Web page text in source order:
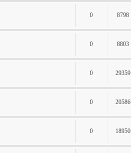
0 8798
0 8803
0 29359
0 20586
0 18950